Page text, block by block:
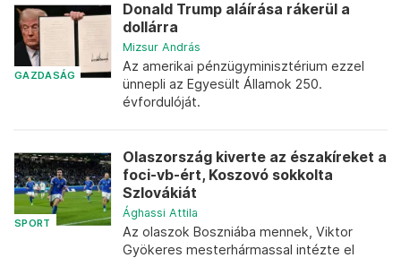
GAZDASÁG
Donald Trump aláírása rákerül a
dollárra
Mizsur András
Az amerikai pénzügyminisztérium ezzel
ünnepli az Egyesült Államok 250.
évfordulóját.
SPORT
Olaszország kiverte az északíreket a
foci-vb-ért, Koszovó sokkolta
Szlovákiát
Ághassi Attila
Az olaszok Boszniába mennek, Viktor
Gyökeres mesterhármassal intézte el